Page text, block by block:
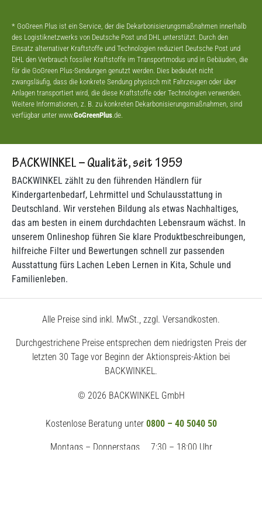
* GoGreen Plus ist ein Service, der die Dekarbonisierungsmaßnahmen innerhalb
des Logistiknetzwerks von Deutsche Post und DHL unterstützt. Durch den
Einsatz alternativer Kraftstoffe und Technologien reduziert Deutsche Post und
DHL den Verbrauch fossiler Kraftstoffe im Transportmodus und in Gebäuden, die
für die GoGreen Plus-Sendungen genutzt werden. Dies bedeutet nicht
zwangsläufig, dass die konkrete Sendung physisch mit Fahrzeugen oder über
Anlagen transportiert wird, die diese Kraftstoffe oder Technologien verwenden.
Weitere Informationen, z. B. zu konkreten Dekarbonisierungsmaßnahmen, sind
verfügbar unter www.GoGreenPlus .de.
BACKWINKEL – Qualität, seit 1959
BACKWINKEL zählt zu den führenden Händlern für
Kindergartenbedarf, Lehrmittel und Schulausstattung in
Deutschland. Wir verstehen Bildung als etwas Nachhaltiges,
das am besten in einem durchdachten Lebensraum wächst. In
unserem Onlineshop führen Sie klare Produktbeschreibungen,
hilfreiche Filter und Bewertungen schnell zur passenden
Ausstattung fürs Lachen Leben Lernen in Kita, Schule und
Familienleben.
Alle Preise sind inkl. MwSt., zzgl. Versandkosten.
Durchgestrichene Preise entsprechen dem niedrigsten Preis der
letzten 30 Tage vor Beginn der Aktionspreis-Aktion bei
BACKWINKEL.
© 2026 BACKWINKEL GmbH
Kostenlose Beratung unter 0800 – 40 5040 50
Montags – Donnerstags
7:30 – 18:00 Uhr